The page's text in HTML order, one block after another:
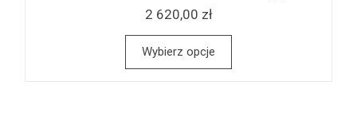
2 620,00 zł
Wybierz opcje